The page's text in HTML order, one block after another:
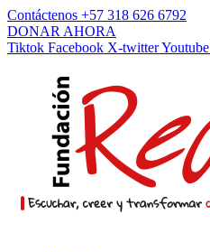
Contáctenos +57 318 626 6792
DONAR AHORA
Tiktok Facebook X-twitterYoutube